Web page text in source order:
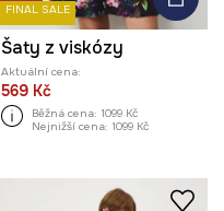
FINAL SALE
Šaty z viskózy
Aktuální cena:
569 Kč
Běžná cena: 1099 Kč
Nejnižší cena: 1099 Kč